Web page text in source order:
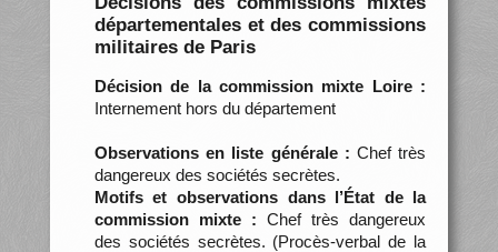
départementales et des commissions
militaires de Paris
Décision de la commission mixte Loire :
Internement hors du département
Observations en liste générale : Chef très
dangereux des sociétés secrètes.
Motifs et observations dans l’État de la
commission mixte : Chef très dangereux
des sociétés secrètes. (Procès-verbal de la